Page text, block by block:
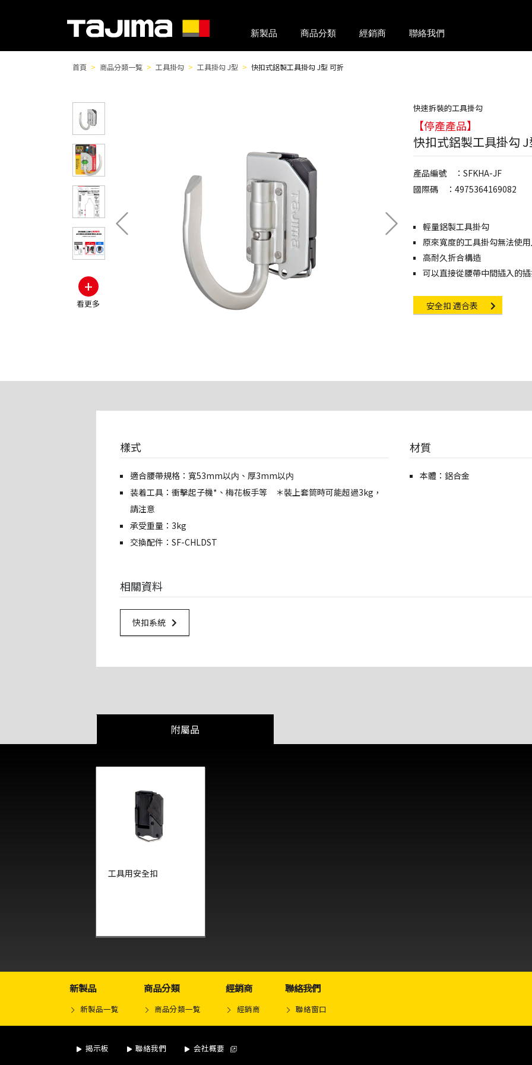
新製品 商品分類 經銷商 聯絡我們
首頁 商品分類一覧 工具掛勾 工具掛勾 J型 快扣式鋁製工具掛勾 J型 可折
+
看更多
快速拆裝的工具掛勾
【停產產品】
快扣式鋁製工具掛勾
產品編號 ：SFKHA-JF
國際碼 ：4975364169082
輕量鋁製工具掛勾
原來寬度的工具掛勾無法使
高耐久折合構造
可以直接從腰帶中間插入的
Other link
安全扣 適合表
樣式
適合腰帶規格：寬53mm以内、厚3mm以内
装着工具：衝擊起子機*、梅花板手等 ＊裝上套筒時可能超過3kg，
請注意
承受重量：3kg
交換配件：SF-CHLDST
材質
本體：鋁合金
相關資料
快扣系統 Url Link
附屬品
工具用安全扣
新製品
新製品一覧
商品分類
商品分類一覧
經銷商
經銷商
聯絡我們
聯絡窗口
揭示板 聯絡我們 会社概要